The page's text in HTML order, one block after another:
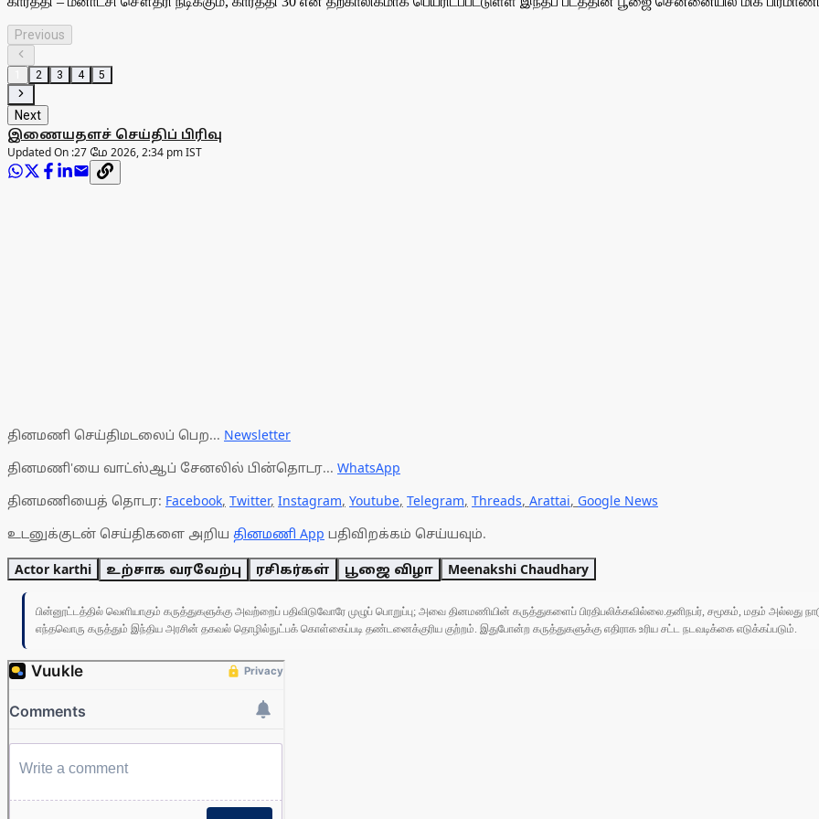
Previous
2 3 4 5
Next
இணையதளச் செய்திப் பிரிவு
Updated On :27 மே 2026, 2:34 pm IST
தினமணி செய்திமடலைப் பெற... Newsletter
தினமணி'யை வாட்ஸ்ஆப் சேனலில் பின்தொடர... WhatsApp
தினமணியைத் தொடர: Facebook, Twitter, Instagram, Youtube, Telegram, Threads, Arattai, Google News
உடனுக்குடன் செய்திகளை அறிய தினமணி App பதிவிறக்கம் செய்யவும்.
Actor karthi உற்சாக வரவேற்பு ரசிகர்கள் பூஜை விழா Meenakshi Chaudhary
பின்னூட்டத்தில் வெளியாகும் கருத்துகளுக்கு அவற்றைப் பதிவிடுவோரே முழுப் பொறுப்பு; அவை தினமணியின் கருத்துகளைப் பிரதிபலிக்கவில்லை.தனிநபர், சமூகம், மதம் அல்லது
எந்தவொரு கருத்தும் இந்திய அரசின் தகவல் தொழில்நுட்பக் கொள்கைப்படி தண்டனைக்குரிய குற்றம். இதுபோன்ற கருத்துகளுக்கு எதிராக உரிய சட்ட நடவடிக்கை எடுக்கப்படும்.